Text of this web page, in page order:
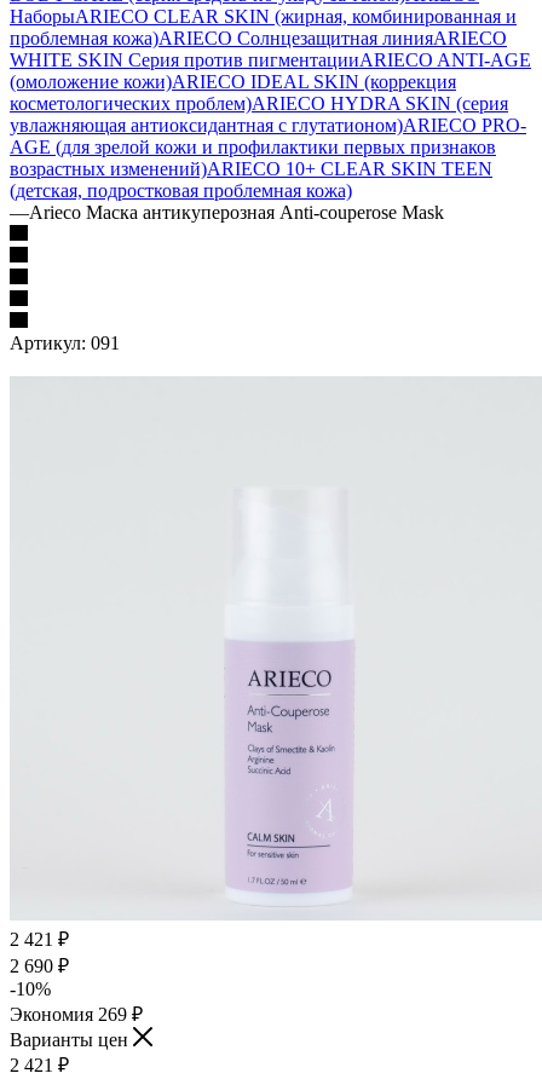
НаборыARIECO CLEAR SKIN (жирная, комбинированная и
проблемная кожа)ARIECO Солнцезащитная линияARIECO
WHITE SKIN Серия против пигментацииARIECO ANTI-AGE
(омоложение кожи)ARIECO IDEAL SKIN (коррекция
косметологических проблем)ARIECO HYDRA SKIN (серия
увлажняющая антиоксидантная с глутатионом)ARIECO PRO-
AGE (для зрелой кожи и профилактики первых признаков
возрастных изменений)ARIECO 10+ CLEAR SKIN TEEN
(детская, подростковая проблемная кожа)
—Arieco Маска антикуперозная Anti-couperose Mask
Артикул: 091
2 421 ₽
2 690 ₽
-10%
Экономия 269 ₽
Варианты цен
2 421 ₽